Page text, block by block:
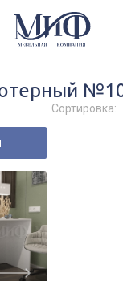
Сортировка: